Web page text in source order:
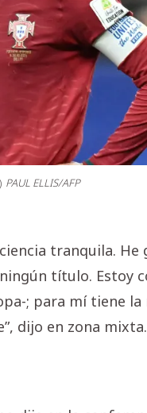
PAUL ELLIS/AFP
tranquila.
título. Estoy
; para mí tiene
dijo en zona mixta.